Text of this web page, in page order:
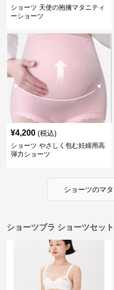
ショーツ 天使の抱擁マタニティ
ーショーツ
¥4,200 (税込)
ショーツ やさしく包む妊婦用高
弾力ショーツ
ショーツのマ
ショーツブラ ショーツセッ